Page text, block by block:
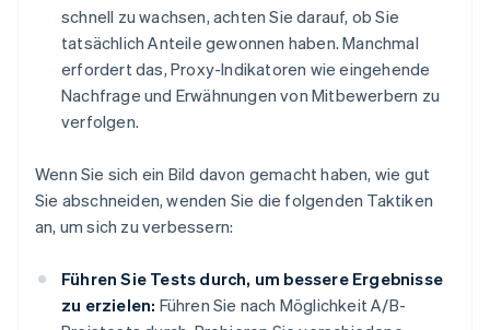
schnell zu wachsen, achten Sie darauf, ob Sie
tatsächlich Anteile gewonnen haben. Manchmal
erfordert das, Proxy-Indikatoren wie eingehende
Nachfrage und Erwähnungen von Mitbewerbern zu
verfolgen.
Wenn Sie sich ein Bild davon gemacht haben, wie gut
Sie abschneiden, wenden Sie die folgenden Taktiken
an, um sich zu verbessern:
Führen Sie Tests durch, um bessere Ergebnisse
zu erzielen: Führen Sie nach Möglichkeit A/B-